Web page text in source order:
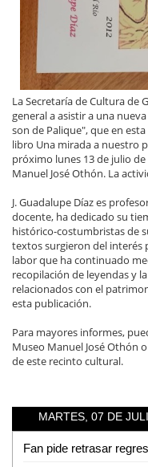
La Secretaría de Cultura de
general a asistir a una
son de Palique", que en
libro Una mirada a nuestro
próximo lunes 13 de julio de
Manuel José Othón. La
J. Guadalupe Díaz es
docente, ha dedicado su
histórico-costumbristas de
textos surgieron del interés
labor que ha continuado
recopilación de leyendas y
relacionados con el
esta publicación.
Para mayores informes,
Museo Manuel José Othón
de este recinto cultural.
MARTES, 07 DE